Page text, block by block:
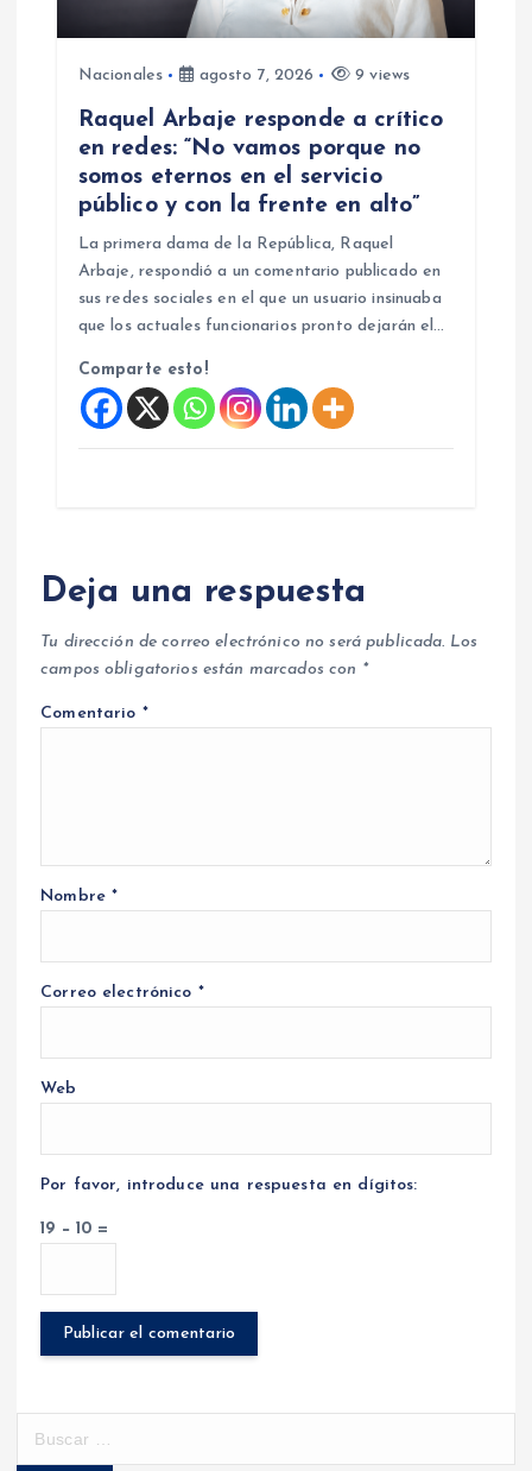
Nacionales agosto 7, 2026 9 views
Raquel Arbaje responde a crítico
en redes: “No vamos porque no
somos eternos en el servicio
público y con la frente en alto”
La primera dama de la República, Raquel
Arbaje, respondió a un comentario publicado en
sus redes sociales en el que un usuario insinuaba
que los actuales funcionarios pronto dejarán el…
Comparte esto!
Deja una respuesta
Tu dirección de correo electrónico no será publicada. Los
campos obligatorios están marcados con *
Comentario *
Nombre*
Correo electrónico *
Web
Por favor, introduce una respuesta en dígitos:
19 − 10 =